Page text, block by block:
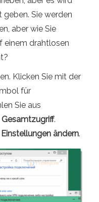
geben. Sie werden
aber wie Sie
einem drahtlosen
Klicken Sie mit der
für
Sie aus
.
ändern.